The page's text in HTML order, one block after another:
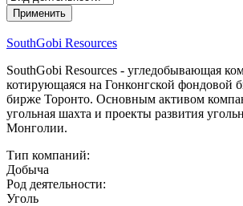
SouthGobi Resources
SouthGobi Resources - угледобывающая
котирующаяся на Гонконгской фондовой
бирже Торонто. Основным активом
угольная шахта и проекты развития
Монголии.
Тип компаний:
Добыча
Род деятельности:
Уголь